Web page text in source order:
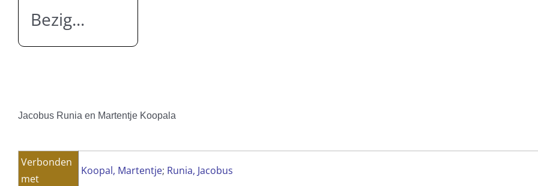
Bezig...
Jacobus Runia en Martentje Koopala
Verbonden
met
Koopal, Martentje; Runia, Jacobus